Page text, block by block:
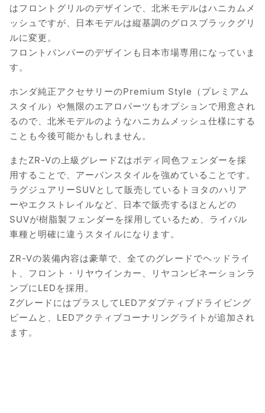
はフロントグリルのデザインで、北米モデルはハニカムメ
ッシュですが、日本モデルは縦基調のグロスブラックグリ
ルに変更。
フロントバンパーのデザインも日本市場専用になっていま
す。
ホンダ純正アクセサリーのPremium Style（プレミアム
スタイル）や無限のエアロパーツもオプションで用意され
るので、北米モデルのようなハニカムメッシュ仕様にする
ことも今後可能かもしれません。
またZR-Vの上級グレードZはボディ同色フェンダーを採
用することで、アーバンスタイルを強めていることです。
ラグジュアリーSUVとして販売しているトヨタのハリア
ーやエクストレイルなど、日本で販売するほとんどの
SUVが樹脂製フェンダーを採用しているため、ライバル
車種と明確に違うスタイルになります。
ZR-Vの装備内容は豪華で、全てのグレードでヘッドライ
ト、フロント・リヤウインカー、リヤコンビネーションラ
ンプにLEDを採用。
ZグレードにはプラスしてLEDアダプティブドライビング
ビームと、LEDアクティブコーナリングライトが追加され
ます。